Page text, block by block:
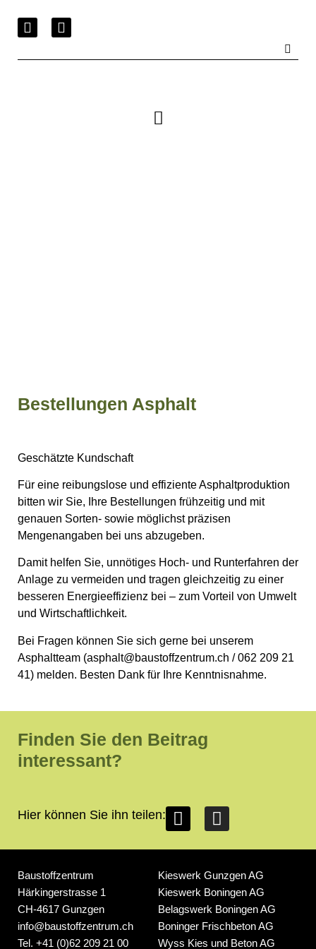
Bestellungen Asphalt
Geschätzte Kundschaft
Für eine reibungslose und effiziente Asphaltproduktion
bitten wir Sie, Ihre Bestellungen frühzeitig und mit
genauen Sorten- sowie möglichst präzisen
Mengenangaben bei uns abzugeben.
Damit helfen Sie, unnötiges Hoch- und Runterfahren der
Anlage zu vermeiden und tragen gleichzeitig zu einer
besseren Energieeffizienz bei – zum Vorteil von Umwelt
und Wirtschaftlichkeit.
Bei Fragen können Sie sich gerne bei unserem
Asphaltteam (asphalt@baustoffzentrum.ch / 062 209 21
41) melden. Besten Dank für Ihre Kenntnisnahme.
Finden Sie den Beitrag
interessant?
Hier können Sie ihn teilen:
Baustoffzentrum
Härkingerstrasse 1
CH-4617 Gunzgen
info@baustoffzentrum.ch
Tel. +41 (0)62 209 21 00
Kieswerk Gunzgen AG
Kieswerk Boningen AG
Belagswerk Boningen AG
Boninger Frischbeton AG
Wyss Kies und Beton AG